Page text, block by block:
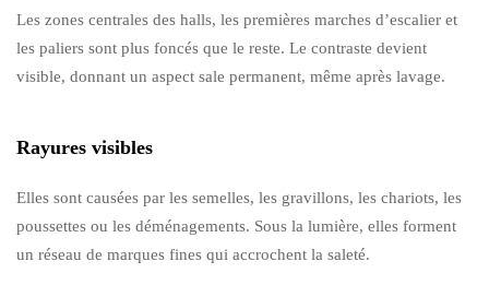
Les zones centrales des halls, les premières marches d’escalier et
les paliers sont plus foncés que le reste. Le contraste devient
visible, donnant un aspect sale permanent, même après lavage.
Rayures visibles
Elles sont causées par les semelles, les gravillons, les chariots, les
poussettes ou les déménagements. Sous la lumière, elles forment
un réseau de marques fines qui accrochent la saleté.